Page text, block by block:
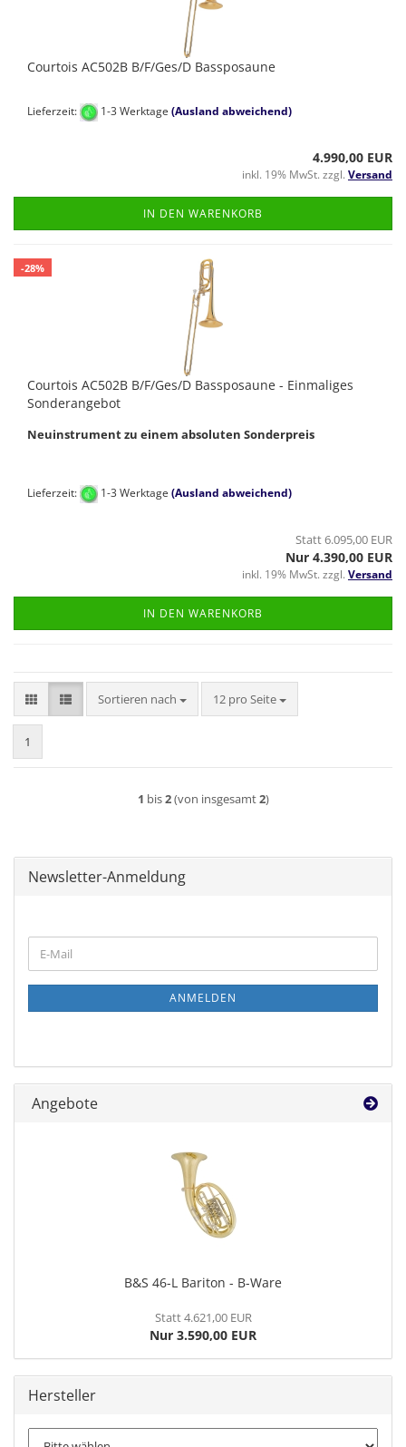
Courtois AC502B B/F/Ges/D Bassposaune
Lieferzeit: 1-3 Werktage (Ausland abweichend)
4.990,00 EUR
inkl. 19% MwSt. zzgl. Versand
IN DEN WARENKORB
-28%
Courtois AC502B B/F/Ges/D Bassposaune - Einmaliges
Sonderangebot
Neuinstrument zu einem absoluten Sonderpreis
Lieferzeit: 1-3 Werktage (Ausland abweichend)
Statt 6.095,00 EUR
Nur 4.390,00 EUR
inkl. 19% MwSt. zzgl. Versand
IN DEN WARENKORB
Sortieren nach
Sortieren nach 12 pro Seite
pro Seite
1
1 bis2(von insgesamt2)
Newsletter-Anmeldung
ZUR
NEWSLETTER-
E-
Mail
ANMELDEN
Angebote
B&S 46-L Bariton - B-Ware
Statt 4.621,00 EUR
Nur 3.590,00 EUR
Hersteller